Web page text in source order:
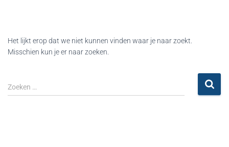
Het lijkt erop dat we niet kunnen vinden waar je naar zoekt.
Misschien kun je er naar zoeken.
Zoeken …